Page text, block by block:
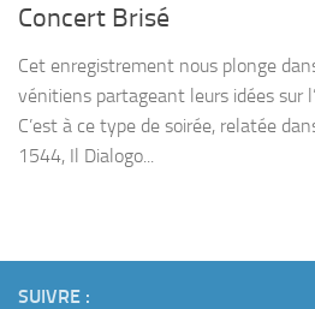
Concert Brisé
Cet enregistrement nous plonge
vénitiens partageant leurs idées sur
C’est à ce type de soirée, relatée
1544, Il Dialogo...
SUIVRE :